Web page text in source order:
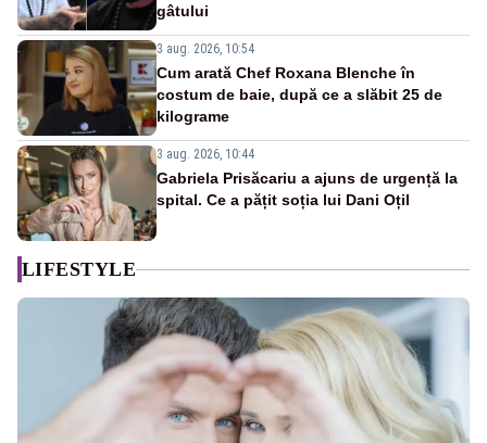
gâtului
3 aug. 2026, 10:54
Cum arată Chef Roxana Blenche în
costum de baie, după ce a slăbit 25 de
kilograme
3 aug. 2026, 10:44
Gabriela Prisăcariu a ajuns de urgență la
spital. Ce a pățit soția lui Dani Oțil
LIFESTYLE